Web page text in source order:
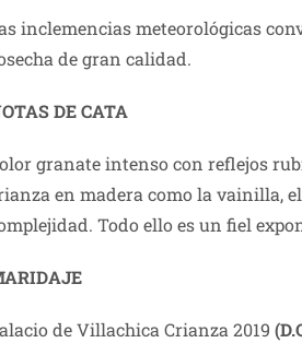
inclemencias meteorológicas
de gran calidad.
DE CATA
granate intenso con reflejos
en madera como la vainilla,
Todo ello es un fiel
de Villachica Crianza 2019